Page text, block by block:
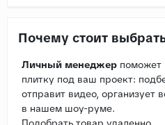
Почему стоит
Личный менеджер
плитку под ваш проект:
отправит видео, организует
в нашем шоу-руме.